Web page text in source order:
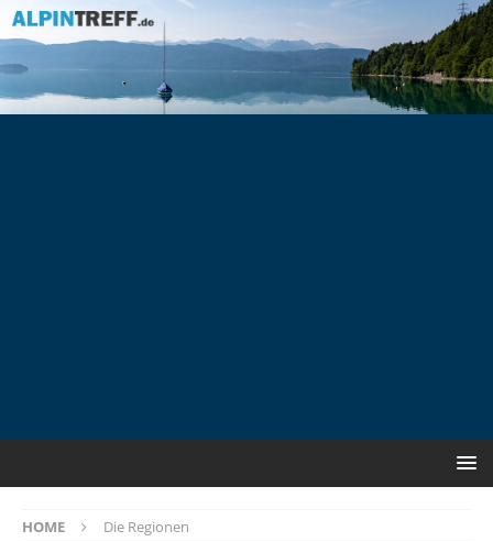
HOME Die Regionen